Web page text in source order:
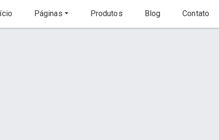
Páginas Produtos Blog Contato